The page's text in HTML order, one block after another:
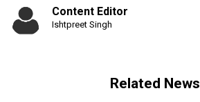
Content Editor
Ishtpreet Singh
Related News